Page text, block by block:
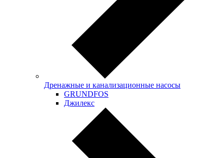
Дренажные и канализационные насосы
GRUNDFOS
Джилекс